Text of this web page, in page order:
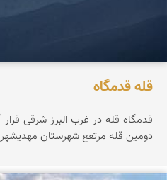
قله قدمگاه
دومین قله مرتفع شهرستان